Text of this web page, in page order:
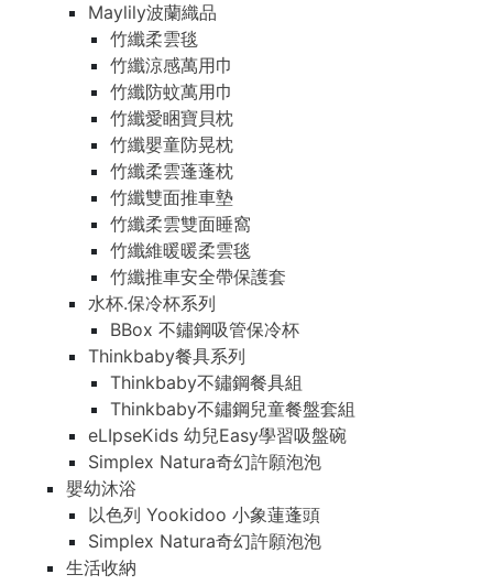
Maylily波蘭織品
竹纖柔雲毯
竹纖涼感萬用巾
竹纖防蚊萬用巾
竹纖愛睏寶貝枕
竹纖嬰童防晃枕
竹纖柔雲蓬蓬枕
竹纖雙面推車墊
竹纖柔雲雙面睡窩
竹纖維暖暖柔雲毯
竹纖推車安全帶保護套
水杯.保冷杯系列
BBox 不鏽鋼吸管保冷杯
Thinkbaby餐具系列
Thinkbaby不鏽鋼餐具組
Thinkbaby不鏽鋼兒童餐盤套組
eLIpseKids 幼兒Easy學習吸盤碗
Simplex Natura奇幻許願泡泡
嬰幼沐浴
以色列 Yookidoo 小象蓮蓬頭
Simplex Natura奇幻許願泡泡
生活收納